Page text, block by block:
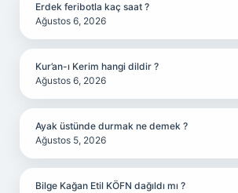
Erdek feribotla kaç saat ?
Ağustos 6, 2026
Kur’an-ı Kerim hangi dildir ?
Ağustos 6, 2026
Ayak üstünde durmak ne demek ?
Ağustos 5, 2026
Bilge Kağan Etil KÖFN dağıldı mı ?